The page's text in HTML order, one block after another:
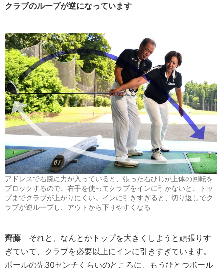
クラブのループが逆になっています
アドレスで右腕に力が入っていると、張った右ひじが上体の回転を
ブロックするので、右手を使ってクラブをインに引かないと、トッ
プまでクラブが上がりにくい。インに引きすぎると、切り返しでク
ラブが逆ループし、アウトから下りやすくなる
齊藤 それと、なんとかトップを大きくしようと頑張りす
ぎていて、クラブを必要以上にインに引きすぎています。
ボールの先30センチくらいのところに、もうひとつボール